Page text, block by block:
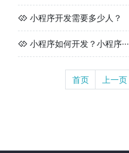
小程序开发需要多少人？
小程序如何开发？小程序···
首页 上一页